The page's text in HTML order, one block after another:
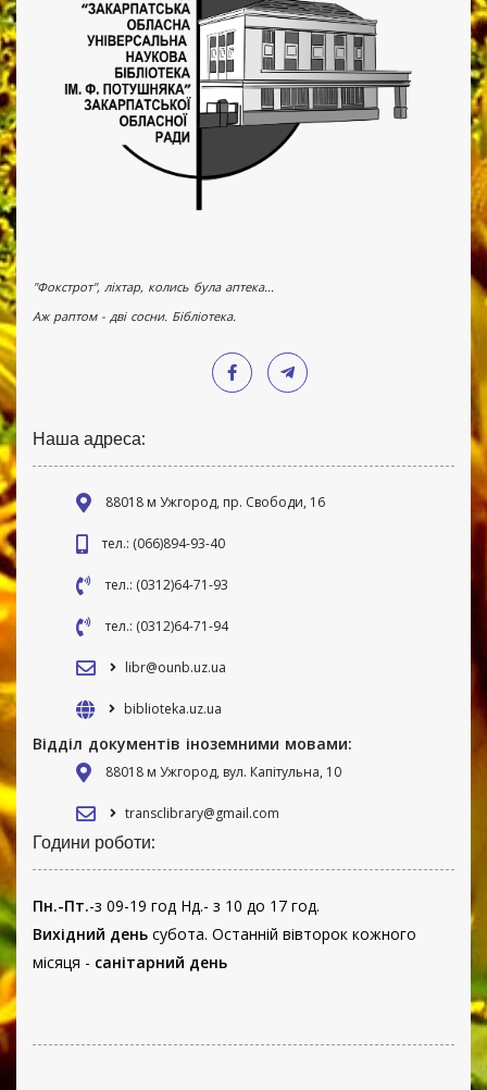
"Фокстрот", ліхтар, колись була аптека...
Аж раптом - дві сосни. Бібліотека.
Наша адреса:
88018 м Ужгород, пр. Свободи, 16
тел.: (066)894-93-40
тел.: (0312)64-71-93
тел.: (0312)64-71-94
libr@ounb.uz.ua
biblioteka.uz.ua
Відділ документів іноземними мовами:
88018 м Ужгород, вул. Капітульна, 10
transclibrary@gmail.com
Години роботи:
Пн.-Пт.-з 09-19 год Нд.- з 10 до 17 год.
Вихідний день субота. Останній вівторок кожного
місяця - санітарний день